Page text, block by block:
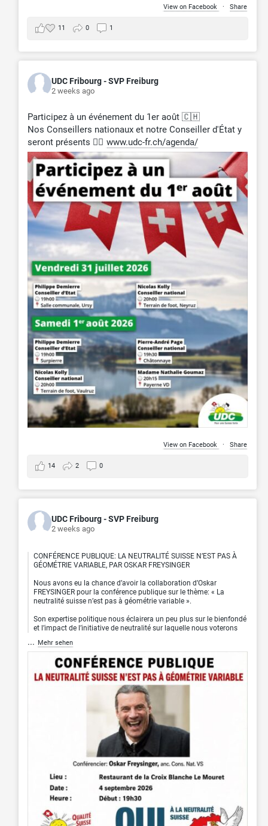
View on Facebook · Share
11 0 1
UDC Fribourg - SVP Freiburg
2 weeks ago
Participez à un événement du 1er août 🇨🇭
Nos Conseillers nationaux et notre Conseiller d'État y
seront présents 👉🏻 www.udc-fr.ch/agenda/
View on Facebook · Share
14 2 0
UDC Fribourg - SVP Freiburg
2 weeks ago
CONFÉRENCE PUBLIQUE: LA NEUTRALITÉ SUISSE N’EST PAS À
GÉOMÉTRIE VARIABLE, PAR OSKAR FREYSINGER
Nous avons eu la chance d’avoir la collaboration d’Oskar
FREYSINGER pour la conférence publique sur le thème: « La
neutralité suisse n’est pas à géométrie variable ».
Son expertise politique nous éclairera un peu plus sur le bienfondé
et l’impact de l’initiative de neutralité sur laquelle nous voterons
... Mehr sehen